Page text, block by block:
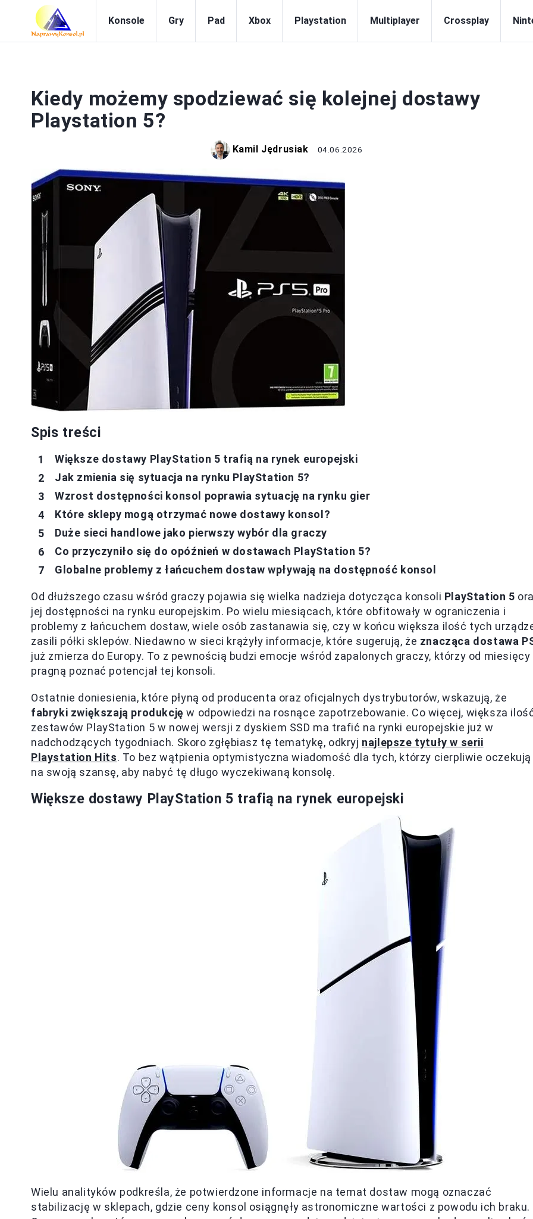
Konsole Gry Pad Xbox Playstation Multiplayer Crossplay
Kiedy możemy spodziewać się kolejnej dostawy
Playstation 5?
Kamil Jędrusiak 04.06.2026
Spis treści
Większe dostawy PlayStation 5 trafią na rynek europejski
Jak zmienia się sytuacja na rynku PlayStation 5?
Wzrost dostępności konsol poprawia sytuację na rynku gier
Które sklepy mogą otrzymać nowe dostawy konsol?
Duże sieci handlowe jako pierwszy wybór dla graczy
Co przyczyniło się do opóźnień w dostawach PlayStation 5?
Globalne problemy z łańcuchem dostaw wpływają na dostępność konsol
Od dłuższego czasu wśród graczy pojawia się wielka nadzieja dotycząca konsoli PlayStation 5
jej dostępności na rynku europejskim. Po wielu miesiącach, które obfitowały w ograniczenia i
problemy z łańcuchem dostaw, wiele osób zastanawia się, czy w końcu większa ilość tych
zasili półki sklepów. Niedawno w sieci krążyły informacje, które sugerują, że znacząca dostawa
już zmierza do Europy. To z pewnością budzi emocje wśród zapalonych graczy, którzy od miesięcy
pragną poznać potencjał tej konsoli.
Ostatnie doniesienia, które płyną od producenta oraz oficjalnych dystrybutorów, wskazują, że
fabryki zwiększają produkcję w odpowiedzi na rosnące zapotrzebowanie. Co więcej, większa
zestawów PlayStation 5 w nowej wersji z dyskiem SSD ma trafić na rynki europejskie już w
nadchodzących tygodniach. Skoro zgłębiasz tę tematykę, odkryj najlepsze tytuły w serii
Playstation Hits. To bez wątpienia optymistyczna wiadomość dla tych, którzy cierpliwie oczekują
na swoją szansę, aby nabyć tę długo wyczekiwaną konsolę.
Większe dostawy PlayStation 5 trafią na rynek europejski
Wielu analityków podkreśla, że potwierdzone informacje na temat dostaw mogą oznaczać
stabilizację w sklepach, gdzie ceny konsol osiągnęły astronomiczne wartości z powodu ich braku.